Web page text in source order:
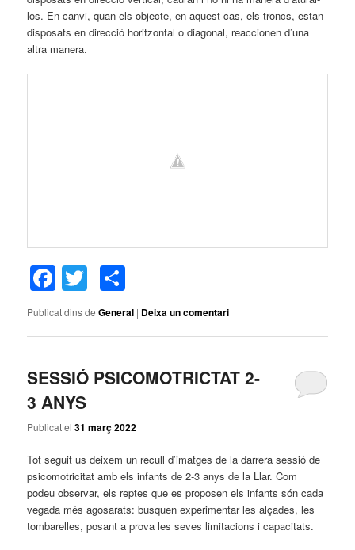
los. En canvi, quan els objecte, en aquest cas, els troncs, estan
disposats en direcció horitzontal o diagonal, reaccionen d’una
altra manera.
Facebook
Twitter
Publicat dins de General | Deixa un comentari
SESSIÓ PSICOMOTRICTAT 2-
3 ANYS
Publicat el31 març 2022
Tot seguit us deixem un recull d’imatges de la darrera sessió de
psicomotricitat amb els infants de 2-3 anys de la Llar. Com
podeu observar, els reptes que es proposen els infants són cada
vegada més agosarats: busquen experimentar les alçades, les
tombarelles, posant a prova les seves limitacions i capacitats.